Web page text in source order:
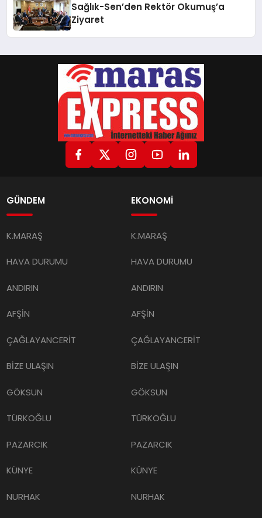
Sağlık-Sen’den Rektör Okumuş’a
Ziyaret
GÜNDEM
K.MARAŞ
HAVA DURUMU
ANDIRIN
AFŞİN
ÇAĞLAYANCERİT
BİZE ULAŞIN
GÖKSUN
TÜRKOĞLU
PAZARCIK
KÜNYE
NURHAK
EKONOMİ
K.MARAŞ
HAVA DURUMU
ANDIRIN
AFŞİN
ÇAĞLAYANCERİT
BİZE ULAŞIN
GÖKSUN
TÜRKOĞLU
PAZARCIK
KÜNYE
NURHAK